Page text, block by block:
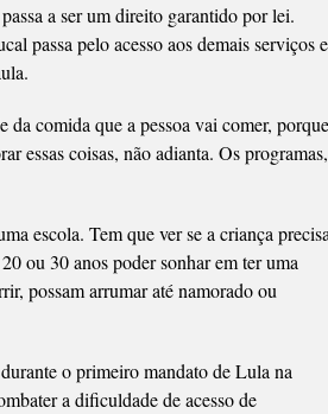
a ser um direito garantido por lei.
passa pelo acesso aos demais serviços e
da comida que a pessoa vai comer, porque
essas coisas, não adianta. Os programas,
escola. Tem que ver se a criança
ou 30 anos poder sonhar em ter uma
possam arrumar até namorado ou
o primeiro mandato de Lula na
a dificuldade de acesso de